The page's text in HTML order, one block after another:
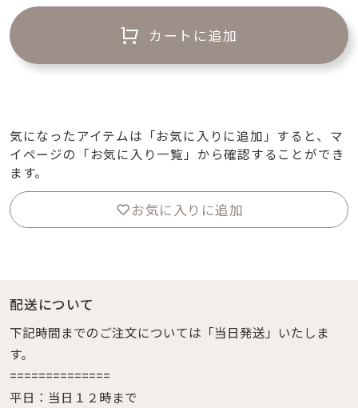
カートに追加
気になったアイテムは「お気に入りに追加」すると、マ
イページの「お気に入り一覧」から確認することができ
ます。
お気に入りに追加
配送について
下記時間までのご注文については「当日発送」いたしま
す。
==============
平日：当日１２時まで